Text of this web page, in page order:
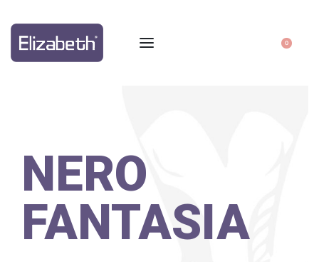
0
NERO
FANTASIA